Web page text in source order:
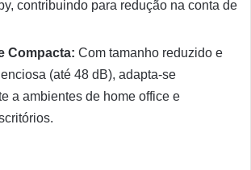
contribuindo para redução na conta de
Compacta: Com tamanho reduzido e
(até 48 dB), adapta-se
a ambientes de home office e